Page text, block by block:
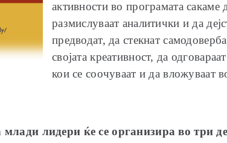
активности во програмата
размислуваат аналитички и да
предводат, да стекнат
својата креативност, да
кои се соочуваат и да вложуваат
лидери ќе се организира вотри